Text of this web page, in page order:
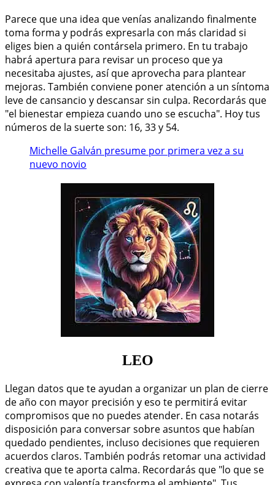
Parece que una idea que venías analizando finalmente
toma forma y podrás expresarla con más claridad si
eliges bien a quién contársela primero. En tu trabajo
habrá apertura para revisar un proceso que ya
necesitaba ajustes, así que aprovecha para plantear
mejoras. También conviene poner atención a un síntoma
leve de cansancio y descansar sin culpa. Recordarás que
"el bienestar empieza cuando uno se escucha". Hoy tus
números de la suerte son: 16, 33 y 54.
Michelle Galván presume por primera vez a su
nuevo novio
LEO
Llegan datos que te ayudan a organizar un plan de cierre
de año con mayor precisión y eso te permitirá evitar
compromisos que no puedes atender. En casa notarás
disposición para conversar sobre asuntos que habían
quedado pendientes, incluso decisiones que requieren
acuerdos claros. También podrás retomar una actividad
creativa que te aporta calma. Recordarás que "lo que se